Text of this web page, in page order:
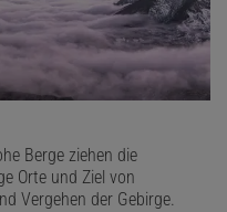
Berge ziehen die
Orte und Ziel von
Vergehen der Gebirge.